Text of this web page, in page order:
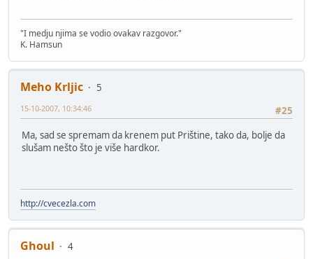
"I medju njima se vodio ovakav razgovor."
K. Hamsun
Meho Krljic
5
#25
15-10-2007, 10:34:46
Ma, sad se spremam da krenem put Prištine, tako da, bolje da
slušam nešto što je više hardkor.
http://cvecezla.com
Ghoul
4